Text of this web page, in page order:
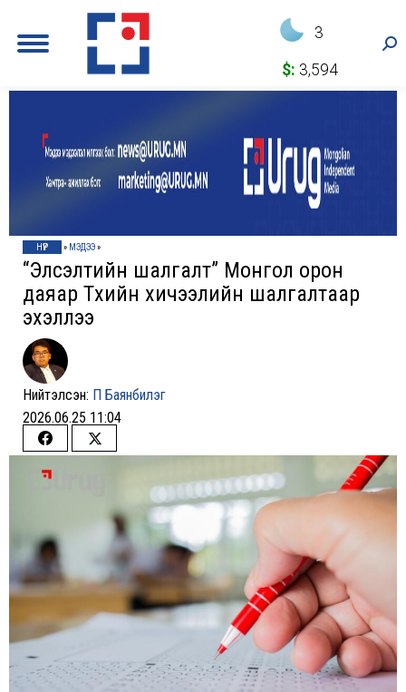
3
$: 3,594
НҮҮР » МЭДЭЭ»
“Элсэлтийн шалгалт” Монгол орон
даяар Түүхийн хичээлийн шалгалтаар
эхэллээ
Нийтэлсэн: П Баянбилэг
2026.06.25 11:04
Share
on
Share
Twitter